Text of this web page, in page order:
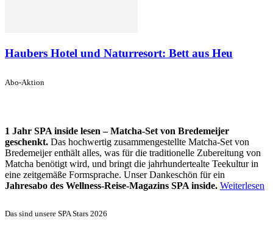
Haubers Hotel und Naturresort: Bett aus Heu
Abo-Aktion
1 Jahr SPA inside lesen – Matcha-Set von Bredemeijer
geschenkt. Das hochwertig zusammengestellte Matcha-Set von
Bredemeijer enthält alles, was für die traditionelle Zubereitung von
Matcha benötigt wird, und bringt die jahrhundertealte Teekultur in
eine zeitgemäße Formsprache. Unser Dankeschön für ein
Jahresabo des Wellness-Reise-Magazins SPA inside. Weiterlesen
Das sind unsere SPA Stars 2026